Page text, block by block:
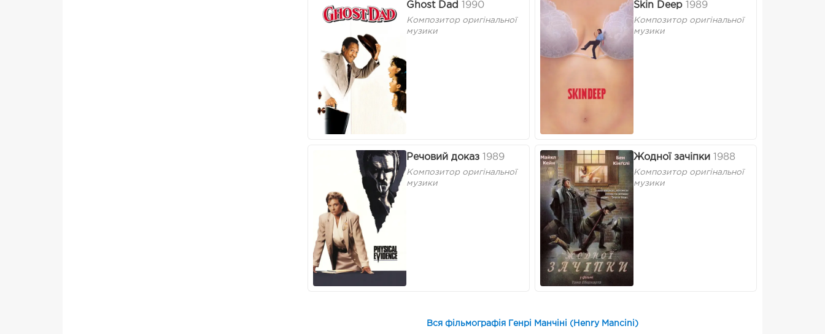
Ghost Dad 1990
Композитор оригінальної
музики
Skin Deep 1989
Композитор оригінальної
музики
Речовий доказ 1989
Композитор оригінальної
музики
Жодної зачіпки 1988
Композитор оригінальної
музики
Вся фільмографія Генрі Манчіні (Henry Mancini)